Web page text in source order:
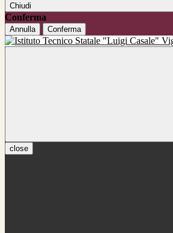
Chiudi
Conferma
Annulla Conferma
close